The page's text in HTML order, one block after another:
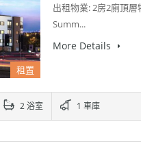
租置
出租物業: 2房2廁頂
Summ...
More Details
2 浴室 1 車庫